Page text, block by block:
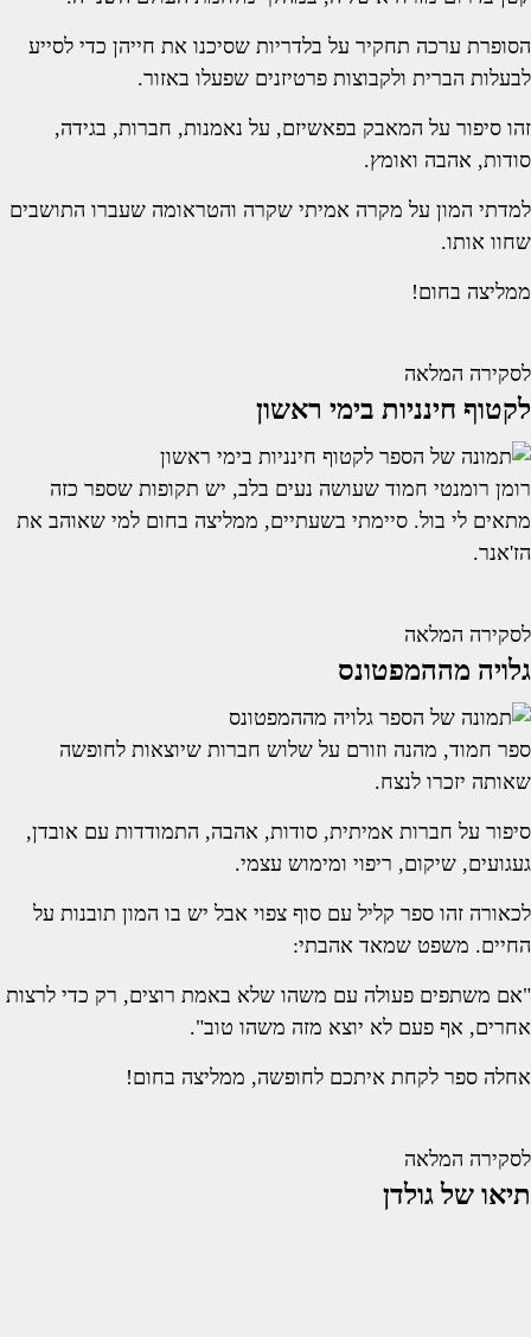
הסופרת ערכה תחקיר על בלדריות שסיכנו את חייהן כדי לסייע
לבעלות הברית ולקבוצות פרטיזנים שפעלו באזור.
זהו סיפור על המאבק בפאשיזם, על נאמנות, חברות, בגידה,
סודות, אהבה ואומץ.
למדתי המון על מקרה אמיתי שקרה והטראומה שעברו התושבים
שחוו אותו.
ממליצה בחום!
לסקירה המלאה
לקטוף חינניות בימי ראשון
רומן רומנטי חמוד שעושה נעים בלב, יש תקופות שספר כזה
מתאים לי בול. סיימתי בשעתיים, ממליצה בחום למי שאוהב את
הז'אנר.
לסקירה המלאה
גלויה מההמפטונס
ספר חמוד, מהנה וזורם על שלוש חברות שיוצאות לחופשה
שאותה יזכרו לנצח.
סיפור על חברות אמיתית, סודות, אהבה, התמודדות עם אובדן,
געגועים, שיקום, ריפוי ומימוש עצמי.
לכאורה זהו ספר קליל עם סוף צפוי אבל יש בו המון תובנות על
החיים. משפט שמאד אהבתי:
"אם משתפים פעולה עם משהו שלא באמת רוצים, רק כדי לרצות
אחרים, אף פעם לא יוצא מזה משהו טוב".
אחלה ספר לקחת איתכם לחופשה, ממליצה בחום!
לסקירה המלאה
תיאו של גולדן